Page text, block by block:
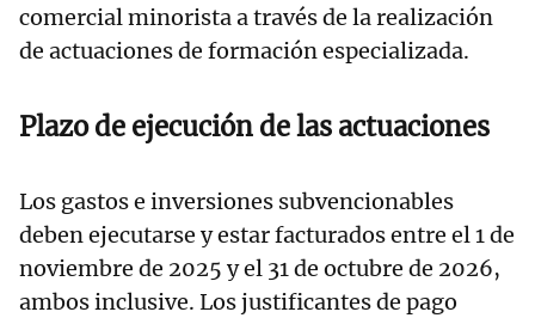
comercial minorista a través de la realización
de actuaciones de formación especializada.
Plazo de ejecución de las actuaciones
Los gastos e inversiones subvencionables
deben ejecutarse y estar facturados entre el 1 de
noviembre de 2025 y el 31 de octubre de 2026,
ambos inclusive. Los justificantes de pago